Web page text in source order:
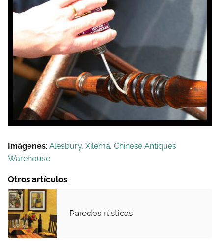
Imágenes: Alesbury, Xilema, Chinese Antiques
Warehouse
Otros artículos
Paredes rústicas